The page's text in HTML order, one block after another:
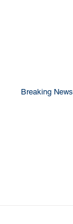
Breaking News